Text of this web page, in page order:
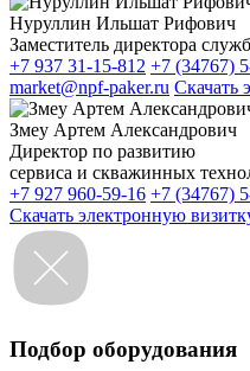
Нуруллин Ильшат Рифович
Заместитель директора
+7 937 31-15-812 +7 (34767)
market@npf-paker.ru Скачать
Змеу Артем Александрович
Директор по развитию
сервиса и скважинных
+7 927 960-59-16 +7 (34767)
Скачать электронную
Подбор оборудования